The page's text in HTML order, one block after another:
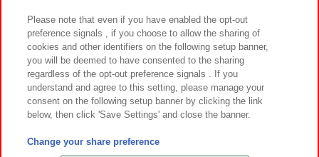
カスタマーハラスメント対応方針 よくあるご質問・お問い合わせ
©Bandai Namco Amusement Inc.
©Bandai Namco Amusement Lab Inc.
Please note that even if you have enabled the opt-out
preference signals , if you choose to allow the sharing of
cookies and other identifiers on the following setup banner,
you will be deemed to have consented to the sharing
regardless of the opt-out preference signals . If you
understand and agree to this setting, please manage your
consent on the following setup banner by clicking the link
below, then click 'Save Settings' and close the banner.
Change your share preference